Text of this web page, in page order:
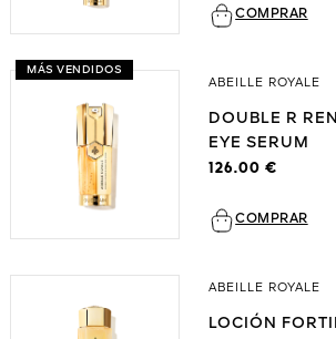
COMPRAR
MÁS VENDIDOS
ABEILLE ROYALE
DOUBLE R
EYE SERUM
126.00 €
COMPRAR
ABEILLE ROYALE
LOCIÓN